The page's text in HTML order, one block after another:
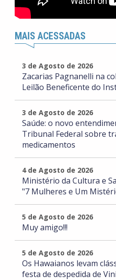
MAIS ACESSADAS
3 de Agosto de 2026
Zacarias Pagnanelli na
Leilão Beneficente do
3 de Agosto de 2026
Saúde: o novo
Tribunal Federal sobre
medicamentos
4 de Agosto de 2026
Ministério da Cultura e
"7 Mulheres e Um
5 de Agosto de 2026
Muy amigo!!!
5 de Agosto de 2026
Os Hawaianos levam
festa de despedida de